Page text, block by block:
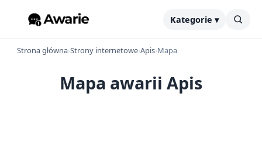
Kategorie ▾
Strona główna›Strony internetowe›Apis›Mapa
Mapa awarii Apis